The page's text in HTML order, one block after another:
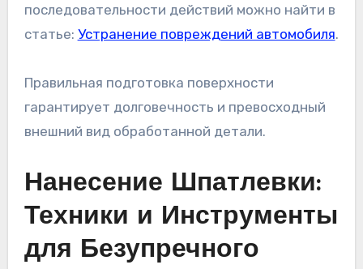
последовательности действий можно найти в
статье: Устранение повреждений автомобиля.
Правильная подготовка поверхности
гарантирует долговечность и превосходный
внешний вид обработанной детали.
Нанесение Шпатлевки:
Техники и Инструменты
для Безупречного